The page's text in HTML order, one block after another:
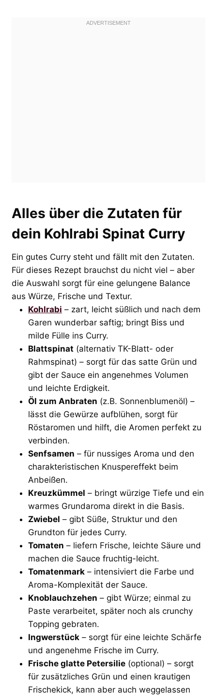
Alles über die Zutaten für
dein Kohlrabi Spinat Curry
Ein gutes Curry steht und fällt mit den Zutaten.
Für dieses Rezept brauchst du nicht viel – aber
die Auswahl sorgt für eine gelungene Balance
aus Würze, Frische und Textur.
Kohlrabi – zart, leicht süßlich und nach dem
Garen wunderbar saftig; bringt Biss und
milde Fülle ins Curry.
Blattspinat (alternativ TK-Blatt- oder
Rahmspinat) – sorgt für das satte Grün und
gibt der Sauce ein angenehmes Volumen
und leichte Erdigkeit.
Öl zum Anbraten (z.B. Sonnenblumenöl) –
lässt die Gewürze aufblühen, sorgt für
Röstaromen und hilft, die Aromen perfekt zu
verbinden.
Senfsamen – für nussiges Aroma und den
charakteristischen Knuspereffekt beim
Anbeißen.
Kreuzkümmel – bringt würzige Tiefe und ein
warmes Grundaroma direkt in die Basis.
Zwiebel – gibt Süße, Struktur und den
Grundton für jedes Curry.
Tomaten – liefern Frische, leichte Säure und
machen die Sauce fruchtig-leicht.
Tomatenmark – intensiviert die Farbe und
Aroma-Komplexität der Sauce.
Knoblauchzehen – gibt Würze; einmal zu
Paste verarbeitet, später noch als crunchy
Topping gebraten.
Ingwerstück – sorgt für eine leichte Schärfe
und angenehme Frische im Curry.
Frische glatte Petersilie (optional) – sorgt
für zusätzliches Grün und einen krautigen
Frischekick, kann aber auch weggelassen